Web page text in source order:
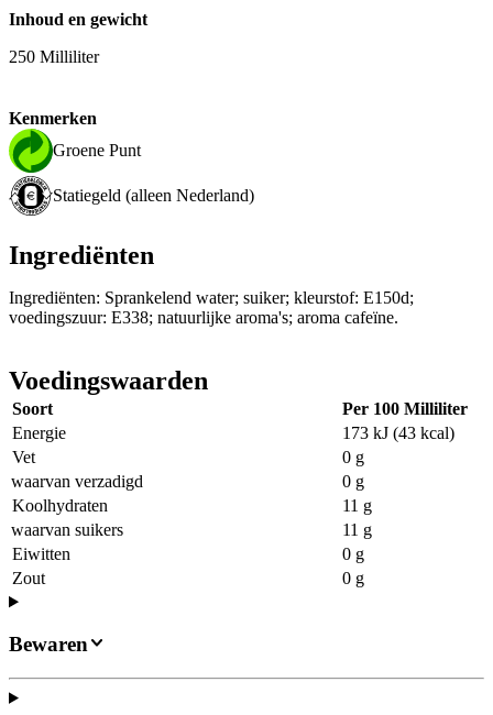
Inhoud en gewicht
250 Milliliter
Kenmerken
Groene Punt
Statiegeld (alleen Nederland)
Ingrediënten
Ingrediënten: Sprankelend water; suiker; kleurstof: E150d;
voedingszuur: E338; natuurlijke aroma's; aroma cafeïne.
Voedingswaarden
Soort
Per 100 Milliliter
Energie
173 kJ (43 kcal)
Vet
0 g
waarvan verzadigd
0 g
Koolhydraten
11 g
waarvan suikers
11 g
Eiwitten
0 g
Zout
0 g
Bewaren